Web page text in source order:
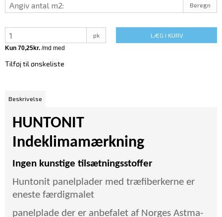
Beregn
pk LÆG I KURV
Tilføj til ønskeliste
Beskrivelse
HUNTONIT
Indeklimamærkning
Ingen kunstige tilsætningsstoffer
Huntonit panelplader med træfiberkerne er
eneste færdigmalet
panelplade der er anbefalet af Norges Astma-